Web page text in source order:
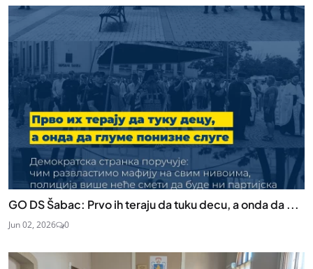
GO DS Šabac: Prvo ih teraju da tuku decu, a onda da ...
Jun 02, 2026 0